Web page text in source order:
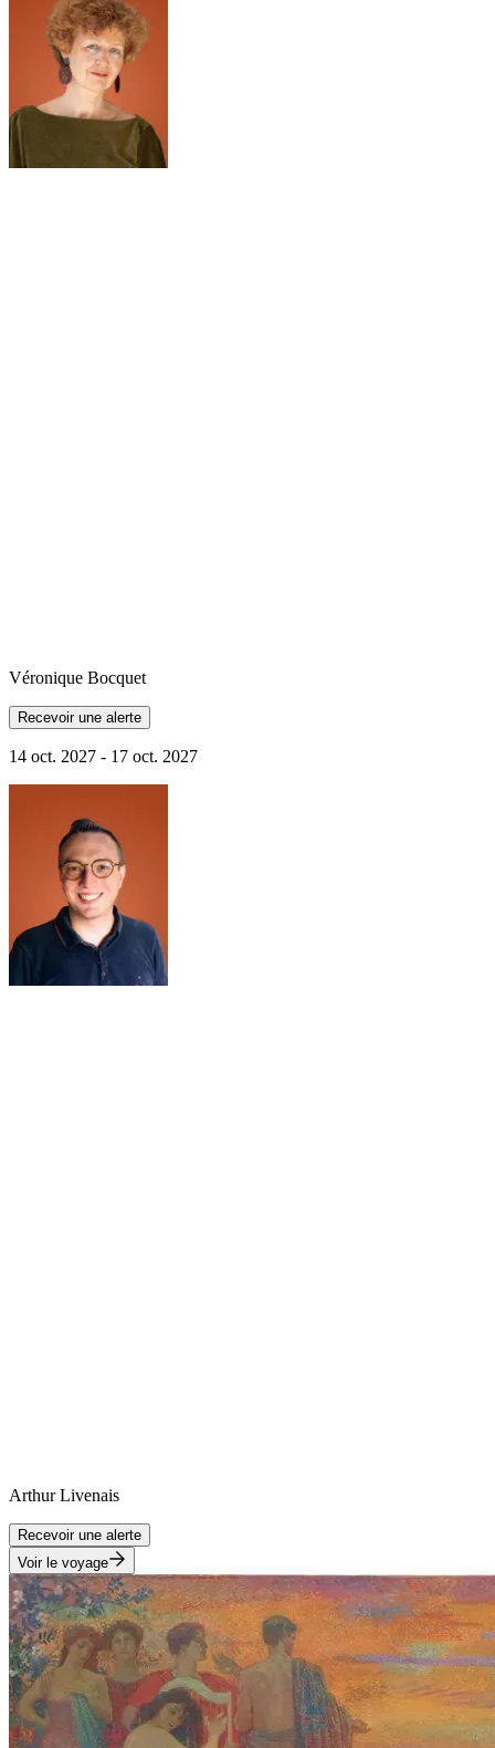
Véronique Bocquet
Recevoir une alerte
14 oct. 2027 - 17 oct. 2027
Arthur Livenais
Recevoir une alerte
Voir le voyage